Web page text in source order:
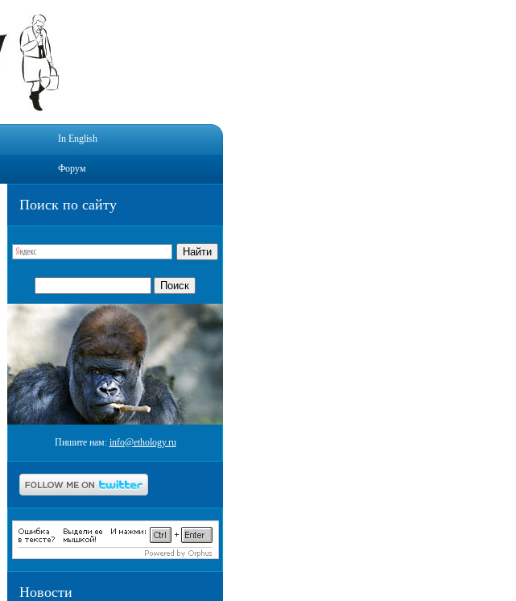
In English
Форум
Поиск по сайту
Пишите нам: info@ethology.ru
Новости